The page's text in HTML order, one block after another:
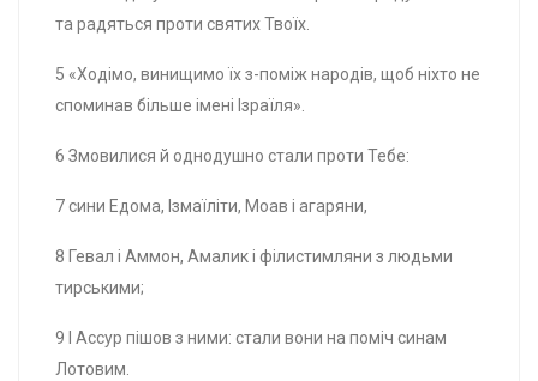
та радяться проти святих Твоїх.
5 «Ходімо, винищимо їх з-поміж народів, щоб ніхто не
споминав більше імені Ізраїля».
6 Змовилися й однодушно стали проти Тебе:
7 сини Едома, Ізмаїліти, Моав і агаряни,
8 Гевал і Аммон, Амалик і філистимляни з людьми
тирськими;
9 І Ассур пішов з ними: стали вони на поміч синам
Лотовим.